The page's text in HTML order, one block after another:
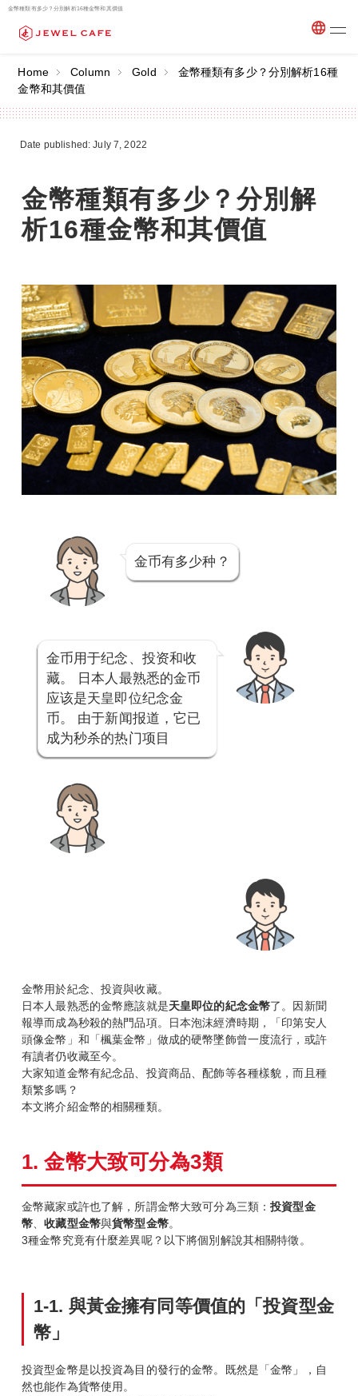
金幣種類有多少？分別解析16種金幣和其價值
Home Column Gold
金幣種類有多少？分別解析16種
金幣和其價值
Date published: July 7, 2022
金幣種類有多少？分別解
析16種金幣和其價值
金币有多少种？
金币用于纪念、投资和收
藏。 日本人最熟悉的金币
应该是天皇即位纪念金
币。 由于新闻报道，它已
成为秒杀的热门项目
金幣用於紀念、投資與收藏。
日本人最熟悉的金幣應該就是天皇即位的紀念金幣了。因新聞
報導而成為秒殺的熱門品項。日本泡沫經濟時期，「印第安人
頭像金幣」和「楓葉金幣」做成的硬幣墜飾曾一度流行，或許
有讀者仍收藏至今。
大家知道金幣有紀念品、投資商品、配飾等各種樣貌，而且種
類繁多嗎？
本文將介紹金幣的相關種類。
1.金幣大致可分為3類
金幣藏家或許也了解，所謂金幣大致可分為三類：投資型金
幣、收藏型金幣與貨幣型金幣。
3種金幣究竟有什麼差異呢？以下將個別解說其相關特徵。
1-1. 與黃金擁有同等價值的「投資型金
幣」
投資型金幣是以投資為目的發行的金幣。既然是「金幣」，自
然也能作為貨幣使用。